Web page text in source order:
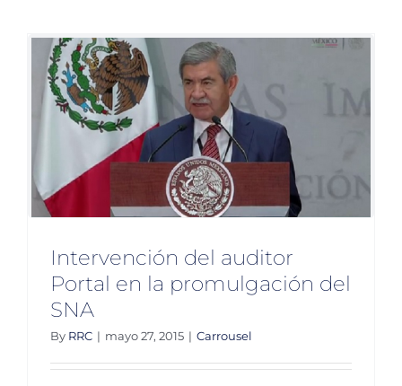
nuevo
Intervención del auditor
Portal en la promulgación del
SNA
By RRC | mayo 27, 2015 | Carrousel